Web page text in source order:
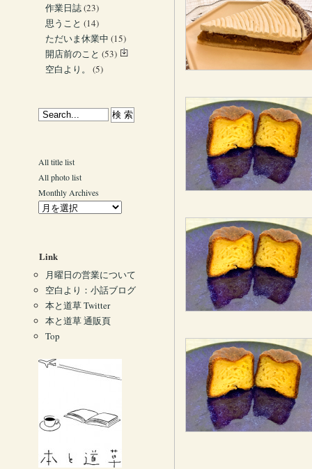
作業日誌(23)
思うこと (14)
ただいま休業中 (15)
開店前のこと (53)
空白より。
(5)
All title list
All photo list
Monthly Archives
Link
月曜日の営業について
空白より：小話ブログ
本と道草 Twitter
本と道草 通販頁
Top